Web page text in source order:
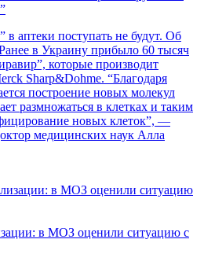
аптеки поступать не будут. Об
в Украину прибыло 60 тысяч
которые производит
Sharp&Dohme. “Благодаря
построение новых молекул
размножаться в клетках и таким
новых клеток”, —
медицинских наук Алла
в МОЗ оценили ситуацию с